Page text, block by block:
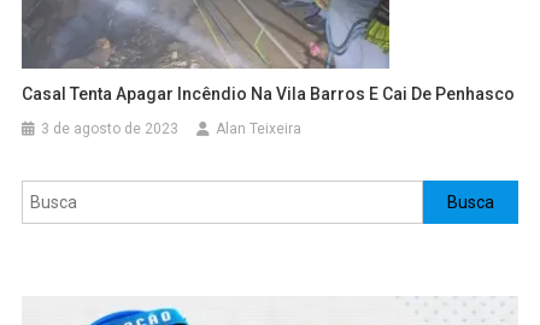
Casal Tenta Apagar Incêndio Na Vila Barros E Cai De Penhasco
3 de agosto de 2023 Alan Teixeira
Pesquisar Busca